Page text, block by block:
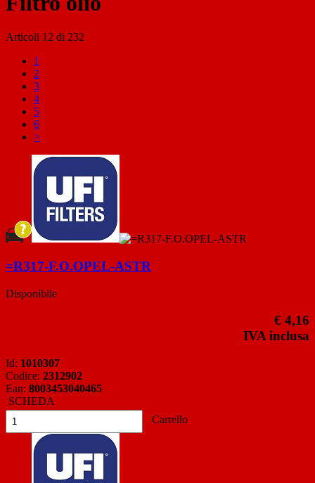
Articoli 12 di 232
1
2
3
4
5
6
>
=R317-F.O.OPEL-ASTR
Disponibile
€ 4,16
IVA inclusa
Id: 1010307
Codice: 2312902
Ean: 8003453040465
SCHEDA
Carrello